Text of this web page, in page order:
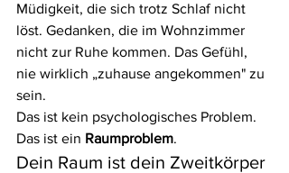
Müdigkeit, die sich trotz Schlaf nicht
löst. Gedanken, die im Wohnzimmer
nicht zur Ruhe kommen. Das Gefühl,
nie wirklich „zuhause angekommen" zu
sein.
Das ist kein psychologisches Problem.
Das ist ein Raumproblem.
Dein Raum ist dein Zweitkörper